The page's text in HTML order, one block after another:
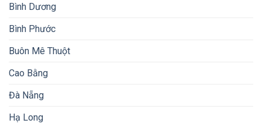
Bình Dương
Bình Phước
Buôn Mê Thuột
Cao Bằng
Đà Nẵng
Hạ Long